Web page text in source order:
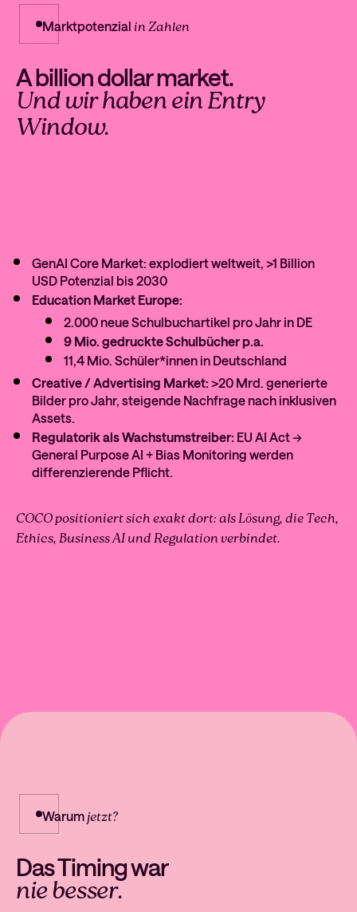
Marktpotenzial in Zahlen
A billion dollar market.
Und wir haben ein Entry
Window.
GenAI Core Market: explodiert weltweit, >1 Billion
USD Potenzial bis 2030
Education Market Europe:
2.000 neue Schulbuchartikel pro Jahr in DE
9 Mio. gedruckte Schulbücher p.a.
11,4 Mio. Schüler*innen in Deutschland
Creative / Advertising Market: >20 Mrd. generierte
Bilder pro Jahr, steigende Nachfrage nach inklusiven
Assets.
Regulatorik als Wachstumstreiber: EU AI Act →
General Purpose AI + Bias Monitoring werden
differenzierende Pflicht.
COCO positioniert sich exakt dort: als Lösung, die Tech,
Ethics, Business AI und Regulation verbindet.
Warumjetzt?
Das Timing war
nie besser.